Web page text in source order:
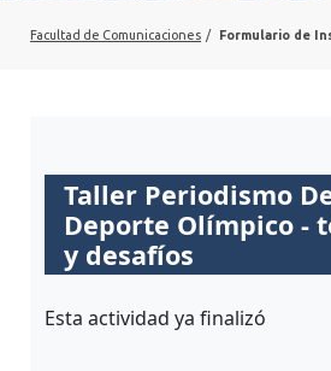
Facultad de Comunicaciones / Formulario de